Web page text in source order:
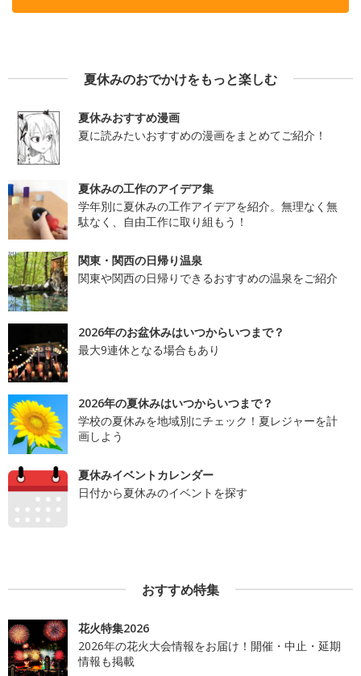
夏休みのおでかけをもっと楽しむ
夏休みおすすめ漫画
夏に読みたいおすすめの漫画をまとめてご紹介！
夏休みの工作のアイデア集
学年別に夏休みの工作アイデアを紹介。無理なく無
駄なく、自由工作に取り組もう！
関東・関西の日帰り温泉
関東や関西の日帰りできるおすすめの温泉をご紹介
2026年のお盆休みはいつからいつまで？
最大9連休となる場合もあり
2026年の夏休みはいつからいつまで？
学校の夏休みを地域別にチェック！夏レジャーを計
画しよう
夏休みイベントカレンダー
日付から夏休みのイベントを探す
おすすめ特集
花火特集2026
2026年の花火大会情報をお届け！開催・中止・延期
情報も掲載